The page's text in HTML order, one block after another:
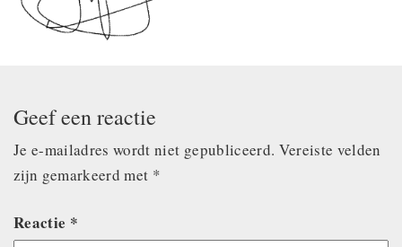
Geef een reactie
Je e-mailadres wordt niet gepubliceerd. Vereiste velden
zijn gemarkeerd met *
Reactie *